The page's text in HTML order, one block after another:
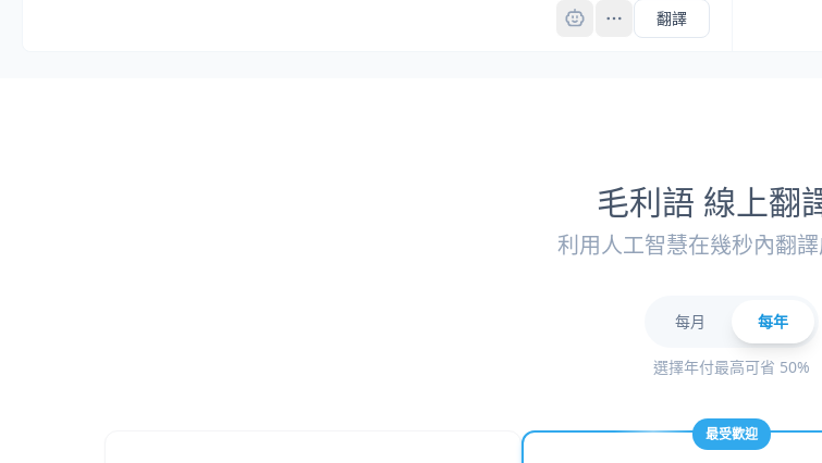
翻譯
毛利語 線上翻
利用人工智慧在幾秒內翻
每月 每年
選擇年付最高可省 50%
最受歡迎